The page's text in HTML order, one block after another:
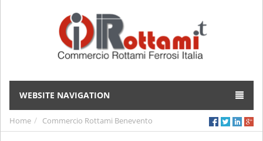
WEBSITE NAVIGATION
Home Commercio Rottami Benevento